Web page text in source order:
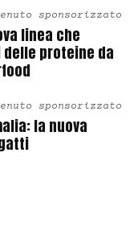
sponsorizzato
linea che
proteine da
sponsorizzato
la nuova